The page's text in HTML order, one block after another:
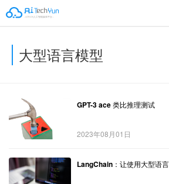
大型语言模型
GPT-3 ace 类比推理测试
2023年08月01日
LangChain：让使用大型语